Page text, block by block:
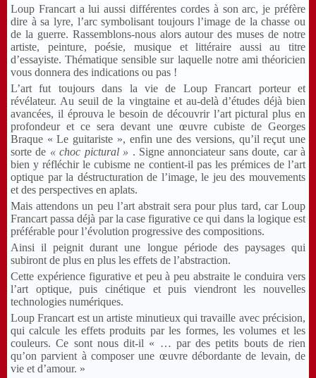
Loup Francart a lui aussi différentes cordes à son arc, je préfère
dire à sa lyre, l’arc symbolisant toujours l’image de la chasse ou
de la guerre. Rassemblons-nous alors autour des muses de notre
artiste, peinture, poésie, musique et littéraire aussi au titre
d’essayiste. Thématique sensible sur laquelle notre ami théoricien
vous donnera des indications ou pas !
L’art fut toujours dans la vie de Loup Francart porteur et
révélateur. Au seuil de la vingtaine et au-delà d’études déjà bien
avancées, il éprouva le besoin de découvrir l’art pictural plus en
profondeur et ce sera devant une œuvre cubiste de Georges
Braque « Le guitariste », enfin une des versions, qu’il reçut une
sorte de « choc pictural » . Signe annonciateur sans doute, car à
bien y réfléchir le cubisme ne contient-il pas les prémices de l’art
optique par la déstructuration de l’image, le jeu des mouvements
et des perspectives en aplats.
Mais attendons un peu l’art abstrait sera pour plus tard, car Loup
Francart passa déjà par la case figurative ce qui dans la logique est
préférable pour l’évolution progressive des compositions.
Ainsi il peignit durant une longue période des paysages qui
subiront de plus en plus les effets de l’abstraction.
Cette expérience figurative et peu à peu abstraite le conduira vers
l’art optique, puis cinétique et puis viendront les nouvelles
technologies numériques.
Loup Francart est un artiste minutieux qui travaille avec précision,
qui calcule les effets produits par les formes, les volumes et les
couleurs. Ce sont nous dit-il « … par des petits bouts de rien
qu’on parvient à composer une œuvre débordante de levain, de
vie et d’amour. »